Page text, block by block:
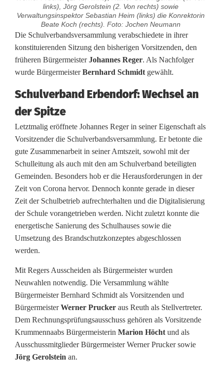
links), Jörg Gerolstein (2. Von rechts) sowie
Verwaltungsinspektor Sebastian Heim (links) die Konrektorin
Beate Koch (rechts). Foto: Jochen Neumann
S
c
h
u
l
v
e
r
b
a
n
d
r
b
e
n
d
Die Schulverbandsversammlung verabschiedete in ihrer
konstituierenden Sitzung den bisherigen Vorsitzenden, den
früheren BürgermeisterJohannes Reger. Als Nachfolger
wurde BürgermeisterBernhard Schmidt gewählt.
Schulverband Erbendorf: Wechsel an
der Spitze
Letztmalig eröffnete Johannes Reger in seiner Eigenschaft als
Vorsitzender die Schulverbandsversammlung. Er betonte die
gute Zusammenarbeit in seiner Amtszeit, sowohl mit der
Schulleitung als auch mit den am Schulverband beteiligten
Gemeinden. Besonders hob er die Herausforderungen in der
Zeit von Corona hervor. Dennoch konnte gerade in dieser
Zeit der Schulbetrieb aufrechterhalten und die Digitalisierung
der Schule vorangetrieben werden. Nicht zuletzt konnte die
energetische Sanierung des Schulhauses sowie die
Umsetzung des Brandschutzkonzeptes abgeschlossen
werden.
Mit Regers Ausscheiden als Bürgermeister wurden
Neuwahlen notwendig. Die Versammlung wählte
Bürgermeister Bernhard Schmidt als Vorsitzenden und
BürgermeisterWerner Prucker aus Reuth als Stellvertreter.
Dem Rechnungsprüfungsausschuss gehören als Vorsitzende
Krummennaabs Bürgermeisterin Marion Höcht und als
Ausschussmitglieder Bürgermeister Werner Prucker sowie
Jörg Gerolstein an.